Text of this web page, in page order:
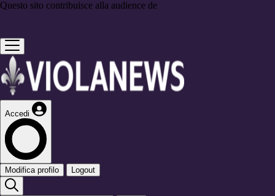
Questo sito contribuisce alla audience de
Accedi
Modifica profilo Logout